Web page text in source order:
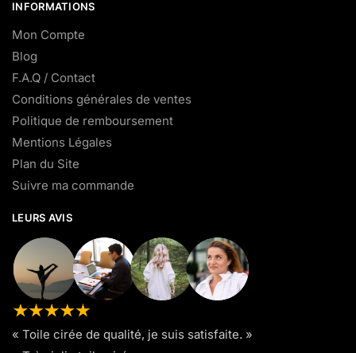
INFORMATIONS
Mon Compte
Blog
F.A.Q / Contact
Conditions générales de ventes
Politique de remboursement
Mentions Légales
Plan du Site
Suivre ma commande
LEURS AVIS
« Toile cirée de qualité, je suis satisfaite. »